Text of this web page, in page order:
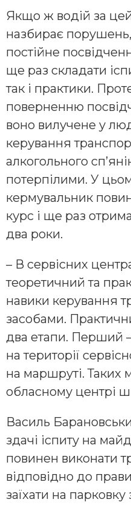
Якщо ж водій за
назбирає
постійне
ще раз складати
так і практики.
поверненню
воно вилучене у
керування
алкогольного
потерпілими. У
кермувальник
курс і ще раз
два роки.
– В сервісних
теоретичний та
навики керування
засобами.
два етапи. Перший
на території
на маршруті. Таких
обласному центрі
Василь
здачі іспиту на
повинен виконати
відповідно до
заїхати на